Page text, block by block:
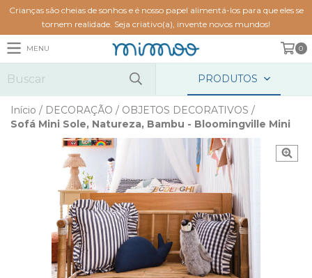
Crianças são cheias de sonhos e é nosso papel alimentá-los para que eles se
tornem realidade. Seja criativo(a), invente novos mundos!
MENU 0
PRODUTOS
Início / DECORAÇÃO / OBJETOS DECORATIVOS /
Sofá Mini Sole, Natureza, Bambu - Bloomingville Mini